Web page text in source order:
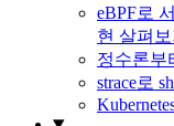
eBPF로
현 살펴보
정수론부
strace로